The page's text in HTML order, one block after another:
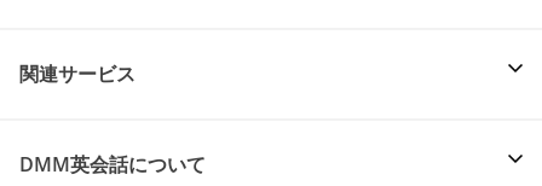
関連サービス
DMM英会話について